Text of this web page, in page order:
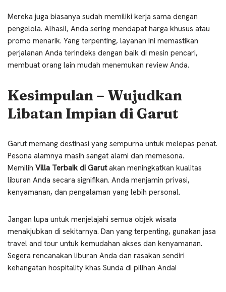
Mereka juga biasanya sudah memiliki kerja sama dengan
pengelola. Alhasil, Anda sering mendapat harga khusus atau
promo menarik. Yang terpenting, layanan ini memastikan
perjalanan Anda terindeks dengan baik di mesin pencari,
membuat orang lain mudah menemukan review Anda.
Kesimpulan – Wujudkan
Libatan Impian di Garut
Garut memang destinasi yang sempurna untuk melepas penat.
Pesona alamnya masih sangat alami dan memesona.
Memilih Villa Terbaik di Garutakan meningkatkan kualitas
liburan Anda secara signifikan. Anda menjamin privasi,
kenyamanan, dan pengalaman yang lebih personal.
Jangan lupa untuk menjelajahi semua objek wisata
menakjubkan di sekitarnya. Dan yang terpenting, gunakan jasa
travel and tour untuk kemudahan akses dan kenyamanan.
Segera rencanakan liburan Anda dan rasakan sendiri
kehangatan hospitality khas Sunda di pilihan Anda!